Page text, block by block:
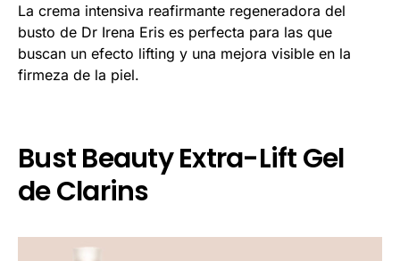
La crema intensiva reafirmante regeneradora del
busto de Dr Irena Eris es perfecta para las que
buscan un efecto lifting y una mejora visible en la
firmeza de la piel.
Bust Beauty Extra-Lift Gel
de Clarins